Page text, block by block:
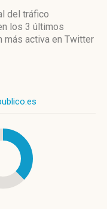
del tráfico
los 3 últimos
más activa en Twitter